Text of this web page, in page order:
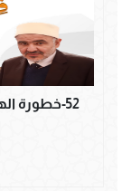
52-خطورة الهوى ودوره في تأخير النصر والتمكين ..